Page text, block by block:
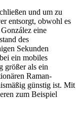
und um zu
entsorgt, obwohl es
eine
des
Sekunden
ein mobiles
größerals ein
Raman­
günstig ist. Mit
zum Beispiel